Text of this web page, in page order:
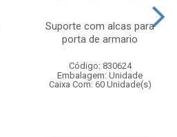
Suporte com alcas para
porta de armario
Código: 830624
Embalagem: Unidade
Caixa Com: 60 Unidade(s)